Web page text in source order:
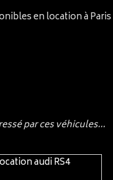
en location à
par ces véhicules…